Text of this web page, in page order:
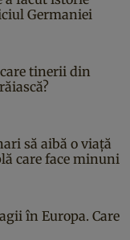
Germaniei
tinerii din
să aibă o viață
care face minuni
în Europa. Care